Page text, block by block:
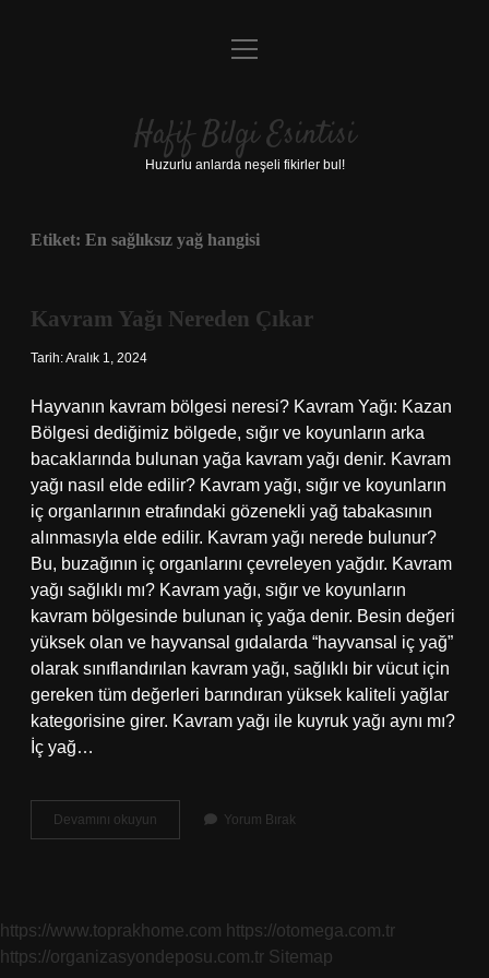
Anasayfa
Yasal Uyarı
menüyü
Hafif Bilgi Esintisi
Huzurlu anlarda neşeli fikirler bul!
Etiket: En sağlıksız yağ hangisi
Kavram Yağı Nereden Çıkar
Tarih: Aralık 1, 2024
Hayvanın kavram bölgesi neresi? Kavram Yağı: Kazan
Bölgesi dediğimiz bölgede, sığır ve koyunların arka
bacaklarında bulunan yağa kavram yağı denir. Kavram
yağı nasıl elde edilir? Kavram yağı, sığır ve koyunların
iç organlarının etrafındaki gözenekli yağ tabakasının
alınmasıyla elde edilir. Kavram yağı nerede bulunur?
Bu, buzağının iç organlarını çevreleyen yağdır. Kavram
yağı sağlıklı mı? Kavram yağı, sığır ve koyunların
kavram bölgesinde bulunan iç yağa denir. Besin değeri
yüksek olan ve hayvansal gıdalarda “hayvansal iç yağ”
olarak sınıflandırılan kavram yağı, sağlıklı bir vücut için
gereken tüm değerleri barındıran yüksek kaliteli yağlar
kategorisine girer. Kavram yağı ile kuyruk yağı aynı mı?
İç yağ…
Devamını okuyun
Yağı
Yorum Bırak
https://www.toprakhome.com https://otomega.com.tr
https://organizasyondeposu.com.tr Sitemap